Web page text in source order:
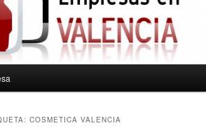
COSMETICA VALENCIA